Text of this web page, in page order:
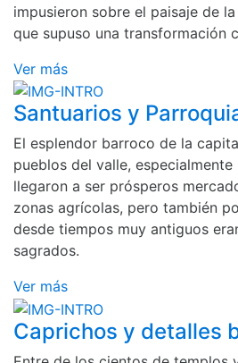
impusieron sobre el paisaje de
que supuso una transformación
Ver más
Santuarios y
El esplendor barroco de la
pueblos del valle,
llegaron a ser prósperos
zonas agrícolas, pero también
desde tiempos muy antiguos
sagrados.
Ver más
Caprichos y detalles